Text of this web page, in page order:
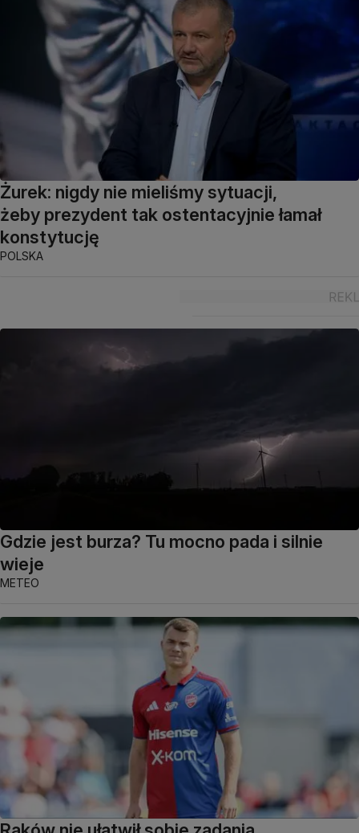
Żurek: nigdy nie mieliśmy sytuacji,
żeby prezydent tak ostentacyjnie łamał
konstytucję
POLSKA
Gdzie jest burza? Tu mocno pada i silnie
wieje
METEO